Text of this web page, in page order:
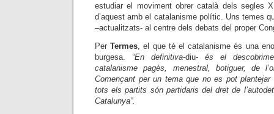
estudiar el moviment obrer català dels segles
d’aquest amb el catalanisme polític. Uns temes
–actualitzats- al centre dels debats del proper
PerTermes, el que té el catalanisme és una
burgesa. “En definitiva-diu- és el
catalanisme pagès, menestral, botiguer, de
Començant per un tema que no es pot
tots els partits són partidaris del dret de
Catalunya”.